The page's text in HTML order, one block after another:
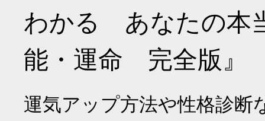
わかる あなたの本
能・運命 完全版』
運気アップ方法や性格診断